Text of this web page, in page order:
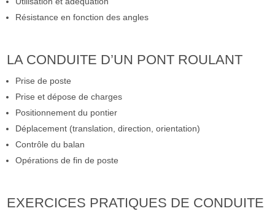
Résistance en fonction des angles
LA CONDUITE D’UN PONT ROULANT
Prise de poste
Prise et dépose de charges
Positionnement du pontier
Déplacement (translation, direction, orientation)
Contrôle du balan
Opérations de fin de poste
EXERCICES PRATIQUES DE CONDUITE